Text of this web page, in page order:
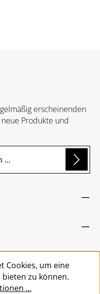
erscheinenden
Produkte und
Felder sind
Cookies, um eine
zu können.
...